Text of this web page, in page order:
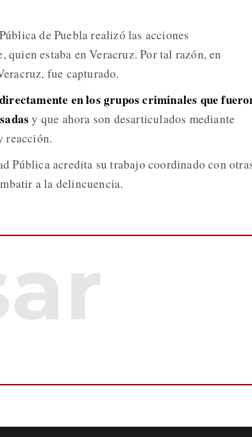
de Puebla realizó las acciones
estaba en Veracruz. Por tal razón, en
fue capturado.
en los grupos criminales que
y que ahora son desarticulados mediante
reacción.
Pública acredita su trabajo coordinado con
a la delincuencia.